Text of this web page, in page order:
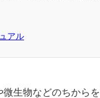
アル
生物などのちからを